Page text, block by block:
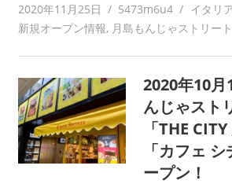
2020年11月25日 5473m6u4 イタリ
新規オープン情報, 月島もんじゃストリート
2020年10月
んじゃスト
「THE
「カフェ
ープン！